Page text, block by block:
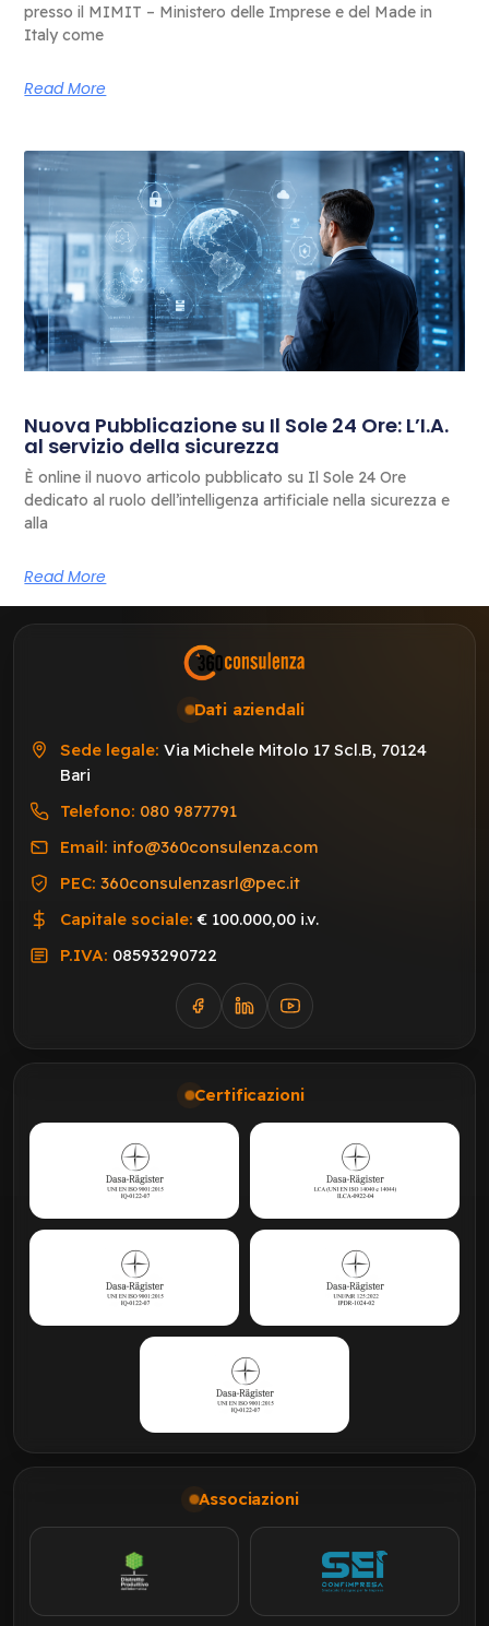
presso il MIMIT – Ministero delle Imprese e del Made in
Italy come
Read More
Nuova Pubblicazione su Il Sole 24 Ore: L’I.A.
al servizio della sicurezza
È online il nuovo articolo pubblicato su Il Sole 24 Ore
dedicato al ruolo dell’intelligenza artificiale nella sicurezza e
alla
Read More
Dati aziendali
Sede legale: Via Michele Mitolo 17 Scl.B, 70124
Bari
Telefono: 080 9877791
Email: info@360consulenza.com
PEC: 360consulenzasrl@pec.it
Capitale sociale: € 100.000,00 i.v.
P.IVA: 08593290722
Certificazioni
Associazioni